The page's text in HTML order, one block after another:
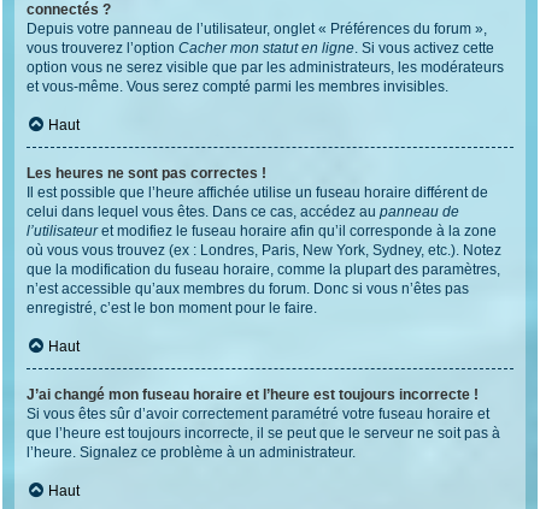
connectés ?
Depuis votre panneau de l’utilisateur, onglet « Préférences du forum »,
vous trouverez l’option Cacher mon statut en ligne. Si vous activez cette
option vous ne serez visible que par les administrateurs, les modérateurs
et vous-même. Vous serez compté parmi les membres invisibles.
Haut
Les heures ne sont pas correctes !
Il est possible que l’heure affichée utilise un fuseau horaire différent de
celui dans lequel vous êtes. Dans ce cas, accédez au panneau de
l’utilisateuret modifiez le fuseau horaire afin qu’il corresponde à la zone
où vous vous trouvez (ex : Londres, Paris, New York, Sydney, etc.). Notez
que la modification du fuseau horaire, comme la plupart des paramètres,
n’est accessible qu’aux membres du forum. Donc si vous n’êtes pas
enregistré, c’est le bon moment pour le faire.
Haut
J’ai changé mon fuseau horaire et l’heure est toujours incorrecte !
Si vous êtes sûr d’avoir correctement paramétré votre fuseau horaire et
que l’heure est toujours incorrecte, il se peut que le serveur ne soit pas à
l’heure. Signalez ce problème à un administrateur.
Haut